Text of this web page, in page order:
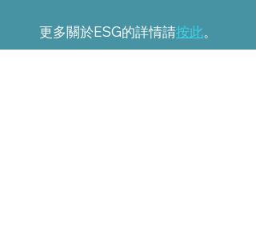
更多關於ESG的詳情請按此。